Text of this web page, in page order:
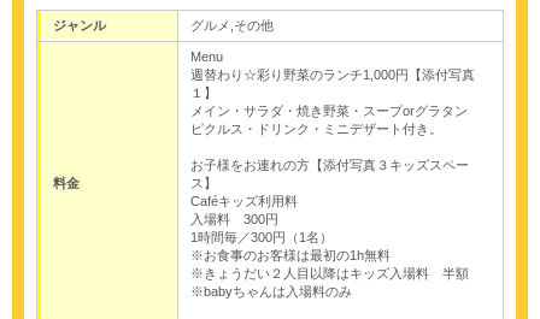
ジャンル グルメ,その他
料金
Menu
週替わり☆彩り野菜のランチ1,000円【添付写真
１】
メイン・サラダ・焼き野菜・スープorグラタン
ピクルス・ドリンク・ミニデザート付き。
お子様をお連れの方【添付写真３キッズスペー
ス】
Caféキッズ利用料
入場料 300円
1時間毎／300円（1名）
※お食事のお客様は最初の1h無料
※きょうだい２人目以降はキッズ入場料 半額
※babyちゃんは入場料のみ